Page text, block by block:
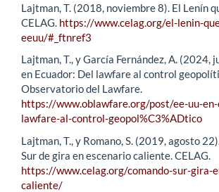
Lajtman, T. (2018, noviembre 8). El Lenín
CELAG. https://www.celag.org/el-lenin-
eeuu/#_ftnref3
Lajtman, T., y García Fernández, A. (2024,
en Ecuador: Del lawfare al control
Observatorio del Lawfare.
https://www.oblawfare.org/post/ee-uu-
lawfare-al-control-geopol%C3%ADtico
Lajtman, T., y Romano, S. (2019, agosto
Sur de gira en escenario caliente. CELAG.
https://www.celag.org/comando-sur-gira-
caliente/